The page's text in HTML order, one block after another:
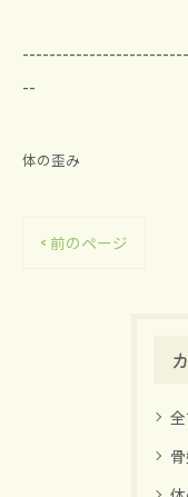
--
体の歪み
< 前のページ